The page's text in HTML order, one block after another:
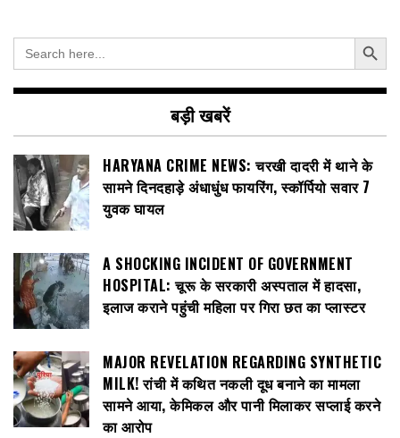
Search
for:
Search Button
बड़ी खबरें
HARYANA CRIME NEWS: चरखी दादरी में थाने के
सामने दिनदहाड़े अंधाधुंध फायरिंग, स्कॉर्पियो सवार 7
युवक घायल
A SHOCKING INCIDENT OF GOVERNMENT
HOSPITAL: चूरू के सरकारी अस्पताल में हादसा,
इलाज कराने पहुंची महिला पर गिरा छत का प्लास्टर
MAJOR REVELATION REGARDING SYNTHETIC
MILK! रांची में कथित नकली दूध बनाने का मामला
सामने आया, केमिकल और पानी मिलाकर सप्लाई करने
का आरोप